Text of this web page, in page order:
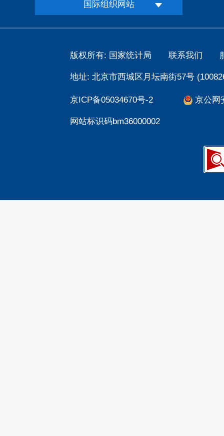
国际组织网站
版权所有: 国家统计局 联系我们
地址: 北京市西城区月坛南街57号
京ICP备05034670号-2 京公网
网站标识码bm36000002